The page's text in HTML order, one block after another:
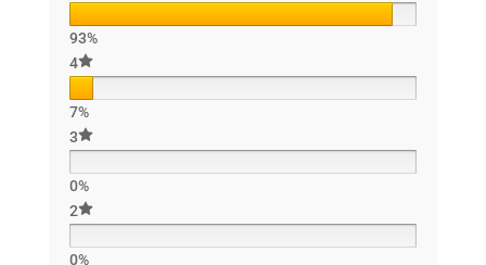
93%
4
7%
3
0%
2
0%